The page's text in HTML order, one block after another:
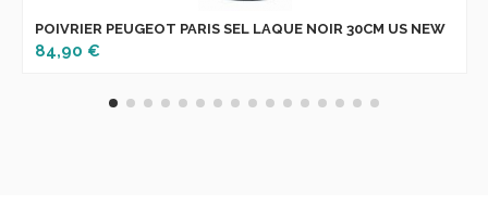
POIVRIER PEUGEOT PARIS SEL LAQUE NOIR 30CM US NEW
84,90 €